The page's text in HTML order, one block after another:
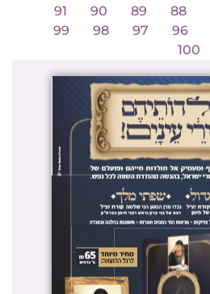
88
89
90
91
96
97
98
99
100